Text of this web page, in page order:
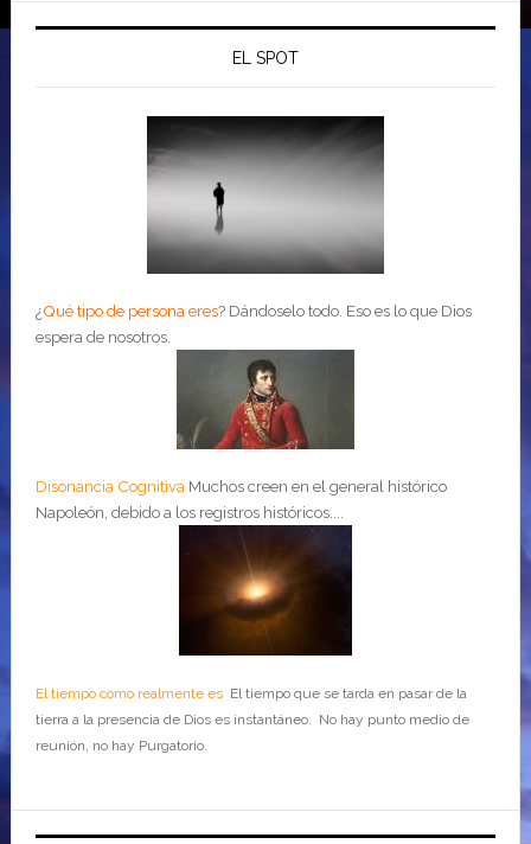
EL SPOT
¿Qué tipo de persona eres? Dándoselo todo. Eso es lo que Dios
espera de nosotros.
Disonancia Cognitiva Muchos creen en el general histórico
Napoleón, debido a los registros históricos....
El tiempo como realmente esEl tiempo que se tarda en pasar de la
tierra a la presencia de Dios es instantáneo. No hay punto medio de
reunión, no hay Purgatorio.